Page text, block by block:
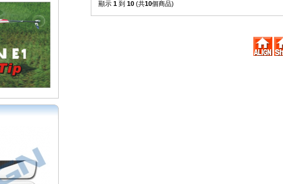
顯示 1 到 10 (共10個商品)